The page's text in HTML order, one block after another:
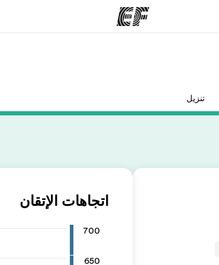
تنزيل
اتجاهات الإتقان
700
650